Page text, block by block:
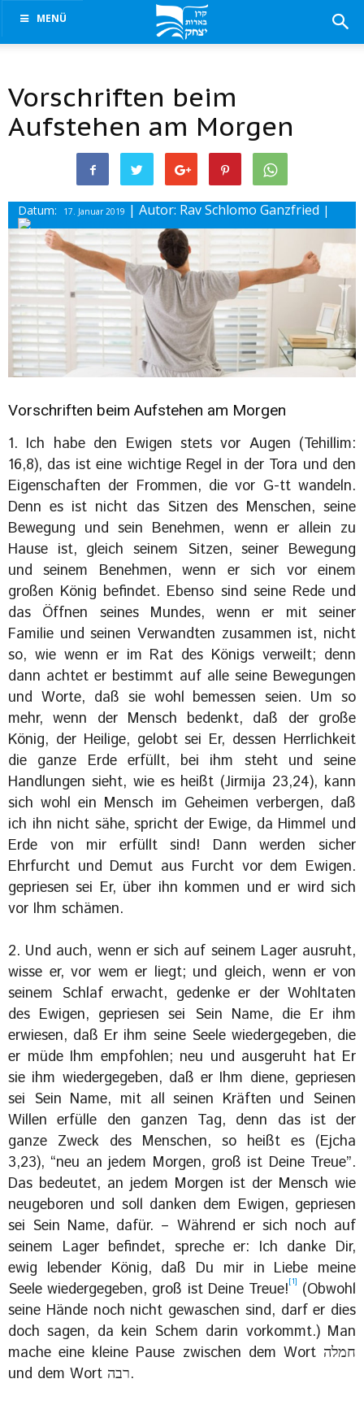
MENÜ
Vorschriften beim
Aufstehen am Morgen
Datum: 17. Januar 2019 | Autor: Rav Schlomo Ganzfried |
Vorschriften beim Aufstehen am Morgen
1. Ich habe den Ewigen stets vor Augen (Tehillim:
16,8), das ist eine wichtige Regel in der Tora und den
Eigenschaften der Frommen, die vor G-tt wandeln.
Denn es ist nicht das Sitzen des Menschen, seine
Bewegung und sein Benehmen, wenn er allein zu
Hause ist, gleich seinem Sitzen, seiner Bewegung
und seinem Benehmen, wenn er sich vor einem
großen König befindet. Ebenso sind seine Rede und
das Öffnen seines Mundes, wenn er mit seiner
Familie und seinen Verwandten zusammen ist, nicht
so, wie wenn er im Rat des Königs verweilt; denn
dann achtet er bestimmt auf alle seine Bewegungen
und Worte, daß sie wohl bemessen seien. Um so
mehr, wenn der Mensch bedenkt, daß der große
König, der Heilige, gelobt sei Er, dessen Herrlichkeit
die ganze Erde erfüllt, bei ihm steht und seine
Handlungen sieht, wie es heißt (Jirmija 23,24), kann
sich wohl ein Mensch im Geheimen verbergen, daß
ich ihn nicht sähe, spricht der Ewige, da Himmel und
Erde von mir erfüllt sind! Dann werden sicher
Ehrfurcht und Demut aus Furcht vor dem Ewigen.
gepriesen sei Er, über ihn kommen und er wird sich
vor Ihm schämen.
2. Und auch, wenn er sich auf seinem Lager ausruht,
wisse er, vor wem er liegt; und gleich, wenn er von
seinem Schlaf erwacht, gedenke er der Wohltaten
des Ewigen, gepriesen sei Sein Name, die Er ihm
erwiesen, daß Er ihm seine Seele wiedergegeben, die
er müde Ihm empfohlen; neu und ausgeruht hat Er
sie ihm wiedergegeben, daß er Ihm diene, gepriesen
sei Sein Name, mit all seinen Kräften und Seinen
Willen erfülle den ganzen Tag, denn das ist der
ganze Zweck des Menschen, so heißt es (Ejcha
3,23), “neu an jedem Morgen, groß ist Deine Treue”.
Das bedeutet, an jedem Morgen ist der Mensch wie
neugeboren und soll danken dem Ewigen, gepriesen
sei Sein Name, dafür. – Während er sich noch auf
seinem Lager befindet, spreche er: Ich danke Dir,
ewig lebender König, daß Du mir in Liebe meine
Seele wiedergegeben, groß ist Deine Treue![1] (Obwohl
seine Hände noch nicht gewaschen sind, darf er dies
doch sagen, da kein Schem darin vorkommt.) Man
mache eine kleine Pause zwischen dem Wort ‏חמלה‎
‎und dem Wort רבה.